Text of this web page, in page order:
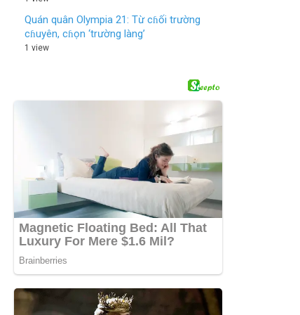
Quán quân Olympia 21: Từ cɦối trường
cɦuyên, cɦọn ‘trường làng’
1 view